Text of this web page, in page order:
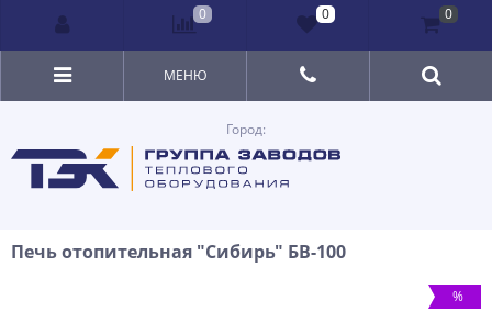
Город:
МЕНЮ
Печь отопительная "Сибирь" БВ-100
%
0 0 0